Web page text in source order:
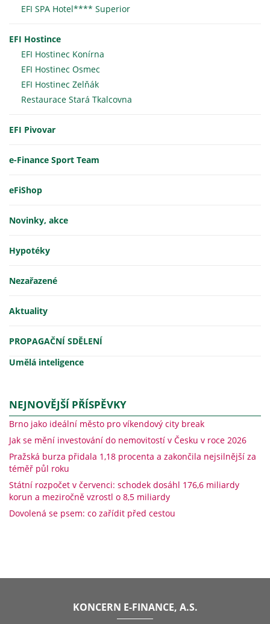
EFI SPA Hotel**** Superior
EFI Hostince
EFI Hostinec Konírna
EFI Hostinec Osmec
EFI Hostinec Zelňák
Restaurace Stará Tkalcovna
EFI Pivovar
e-Finance Sport Team
eFiShop
Novinky, akce
Hypotéky
Nezařazené
Aktuality
PROPAGAČNÍ SDĚLENÍ
Umělá inteligence
NEJNOVĚJŠÍ PŘÍSPĚVKY
Brno jako ideální město pro víkendový city break
Jak se mění investování do nemovitostí v Česku v roce 2026
Pražská burza přidala 1,18 procenta a zakončila nejsilnější za
téměř půl roku
Státní rozpočet v červenci: schodek dosáhl 176,6 miliardy
korun a meziročně vzrostl o 8,5 miliardy
Dovolená se psem: co zařídit před cestou
KONCERN E-FINANCE, A.S.